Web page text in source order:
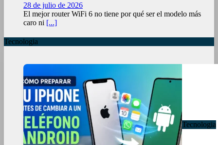
28 de julio de 2026
El mejor router WiFi 6 no tiene por qué ser el modelo más
caro ni [...]
Tecnologia
Tecnologia